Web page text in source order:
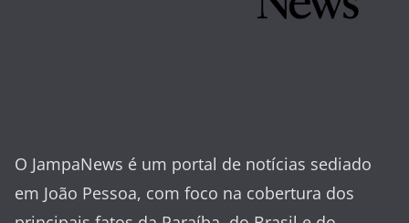
O JampaNews é um portal de notícias sediado
em João Pessoa, com foco na cobertura dos